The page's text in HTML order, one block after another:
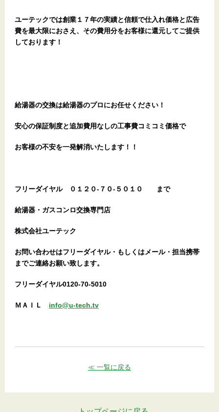
ユーテックでは創業１７年の実績と信頼で仕入れ価格と広告
費を最大限におさえ、その費用分をお客様に還元してご提供
しております！
給湯器の交換は給湯器のプロにお任せください！
安心の保証制度と追加費用なしの工事費コミコミ価格で
お客様の不安を一発解消いたします ！！
フリーダイヤル ０１２０-７０-５０１０ まで
給湯器・ガスコンロ交換専門店
株式会社ユーテック
お問い合わせはフリーダイヤル・もしくはメール・担当携帯
までご連絡お願い致します。
フリーダイヤル0120-70-5010
ＭＡＩＬ info@u-tech.tv
≪ 一覧に戻る